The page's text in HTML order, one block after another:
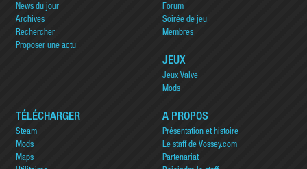
News du jour
Archives
Rechercher
Proposer une actu
Forum
Soirée de jeu
Membres
JEUX
Jeux Valve
Mods
TÉLÉCHARGER
Steam
Mods
Maps
A PROPOS
Présentation et histoire
Le staff de Vossey.com
Partenariat